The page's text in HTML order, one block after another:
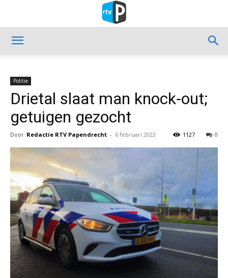
Politie
Drietal slaat man knock-out;
getuigen gezocht
Door Redactie RTV Papendrecht - 6 februari 2022 0
1127